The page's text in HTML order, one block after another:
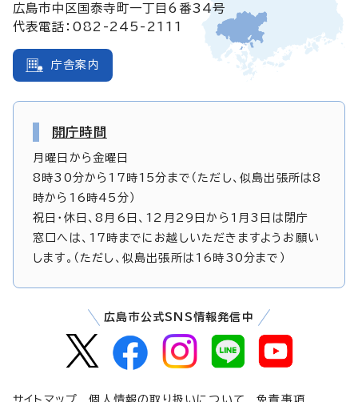
広島市中区国泰寺町一丁目6番34号
代表電話：082-245-2111
庁舎案内
開庁時間
月曜日から金曜日
8時30分から17時15分まで（ただし、似島出張所は8
時から16時45分）
祝日・休日、8月6日、12月29日から1月3日は閉庁
窓口へは、17時までにお越しいただきますようお願い
します。（ただし、似島出張所は16時30分まで）
広島市公式SNS情報発信中
サイトマップ 個人情報の取り扱いについて 免責事項